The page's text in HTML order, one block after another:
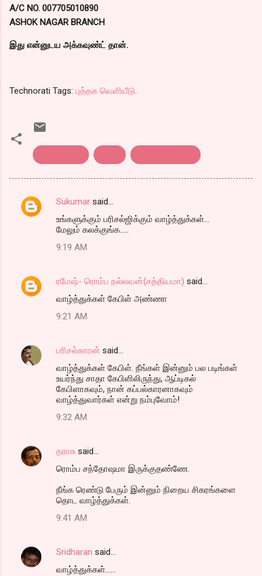
A/C NO. 007705010890
ASHOK NAGAR BRANCH
இது என்னுடய அக்கவுண்ட் தான்.
Technorati Tags: புத்தக வெளியீடு..
C
n
Sukumar said…
உங்களுக்கும் பரிசல்ஜிக்கும் வாழ்த்துக்கள்...
மேலும் கலக்குங்க.....
9:19 AM
ரமேஷ்- ரொம்ப நல்லவன்(சத்தியமா) said…
வாழ்த்துக்கள் கேபிள் அண்ணா
9:21 AM
பரிசல்காரன் said…
வாழ்த்துக்கள் கேபிள். நீங்கள் இன்னும் பல படிங்கள்
உயர்ந்து சாதா கேபிளிலிருந்து, ஆப்டிகல்
கேபிளாகவும், நான் கப்பல்காரனாகவும்
வாழ்த்துவார்கள் என்று நம்புவோம்!
9:32 AM
தராசு said…
ரொம்ப சந்தோஷமா இருக்குதண்ணே.
நீங்க ரெண்டு பேரும் இன்னும் நிறைய சிகரங்களை
தொட வாழ்த்துக்கள்.
9:41 AM
Sridharan said…
வாழ்த்துக்கள்......